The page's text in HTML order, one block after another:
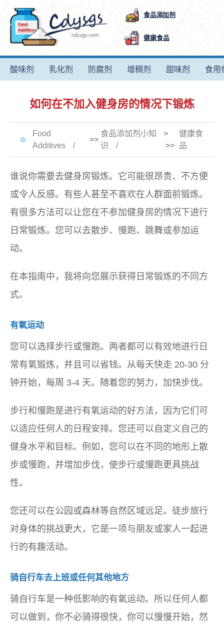
食品添加剂
健康食品
酸味剂 乳化剂 防腐剂 增稠剂 甜味剂 食用
如何在不加入健身房的情况下锻炼
Food
Additives
>>
食品添加剂小知
识
>
>>
健康食
品
谁说你需要去健身房锻炼。它可能很昂贵、不方便
或令人反感。有些人甚至不喜欢在人群面前锻炼。
有很多方法可以让您在不参加健身房的情况下进行
日常锻炼。您可以去散步、慢跑、跳舞或参加运
动。
在本指南中，我将向您展示获得日常锻炼的不同方
式。
有氧运动
您可以选择步行或慢跑。两者都可以有效地进行日
常有氧锻炼，并且可以省钱。从每天快走 20-30 分
钟开始，每周 3-4 天。随着您的努力，加快步伐。
步行和慢跑是进行有氧运动的好方法，因为它们可
以适应任何人的日程安排。您还可以自定义自己的
健身水平和目标。例如，您可以在不同的地形上散
步或慢跑，并增加步伐，使步行或慢跑更具挑战
性。
您还可以在公园或森林等自然区域远足。徒步旅行
对身体的挑战更大，它是一项与朋友或家人一起进
行的有趣活动。
骑自行车去上班或任何其他地方
骑自行车是一种低影响的有氧运动。所以任何人都
可以做到，你不必骑得很快，你可以慢慢开始，然